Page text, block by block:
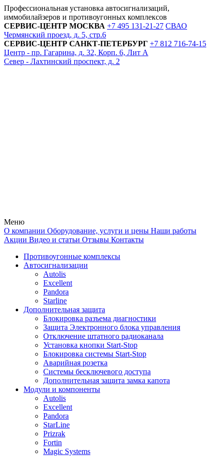
Профессиональная установка автосигнализаций,
иммобилайзеров и противоугонных комплексов
СЕРВИС-ЦЕНТР МОСКВА +7 495 131-21-27 СВАО
Чермянский проезд, д. 5, стр.6
СЕРВИС-ЦЕНТР САНКТ-ПЕТЕРБУРГ +7 812 716-74-15
Центр - пр. Гагарина, д. 32, Корп. 6, Лит А
Север - Лахтинский проспект, д. 2
Меню
О компании Оборудование, услуги и цены Наши работы
Акции Видео и статьи Отзывы Контакты
Противоугонные комплексы
Автосигнализации
Autolis
Excellent
Pandora
Starline
Дополнительная защита
Блокировка разъема диагностики
Защита Электронного блока управления
Отключение штатного радиоканала
Установка кнопки Start-Stop
Блокировка системы Start-Stop
Аварийная розетка
Системы бесключевого доступа
Дополнительная защита замка капота
Модули и компоненты
Autolis
Excellent
Pandora
StarLine
Prizrak
Fortin
Magic Systems